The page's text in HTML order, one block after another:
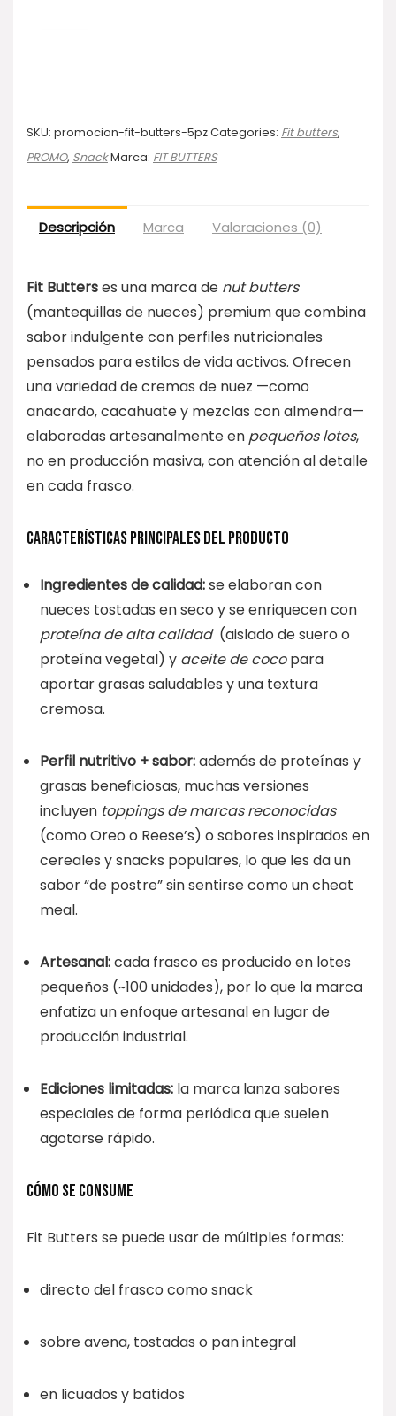
SKU: promocion-fit-butters-5pzCategories: Fit butters,
PROMO, SnackMarca: FIT BUTTERS
Descripción Marca Valoraciones (0)
Fit Butterses una marca de nut butters
(mantequillas de nueces) premium que combina
sabor indulgente con perfiles nutricionales
pensados para estilos de vida activos. Ofrecen
una variedad de cremas de nuez —como
anacardo, cacahuate y mezclas con almendra—
elaboradas artesanalmente en pequeños lotes,
no en producción masiva, con atención al detalle
en cada frasco.
CARACTERÍSTICAS PRINCIPALES DEL PRODUCTO
Ingredientes de calidad:se elaboran con
nueces tostadas en seco y se enriquecen con
proteína de alta calidad (aislado de suero o
proteína vegetal) y aceite de cocopara
aportar grasas saludables y una textura
cremosa.
Perfil nutritivo + sabor:además de proteínas y
grasas beneficiosas, muchas versiones
incluyen toppings de marcas reconocidas
(como Oreo o Reese’s) o sabores inspirados en
cereales y snacks populares, lo que les da un
sabor “de postre” sin sentirse como un cheat
meal.
Artesanal:cada frasco es producido en lotes
pequeños (~100 unidades), por lo que la marca
enfatiza un enfoque artesanal en lugar de
producción industrial.
Ediciones limitadas: la marca lanza sabores
especiales de forma periódica que suelen
agotarse rápido.
CÓMO SE CONSUME
Fit Butters se puede usar de múltiples formas:
directo del frasco como snack
sobre avena, tostadas o pan integral
en licuados y batidos